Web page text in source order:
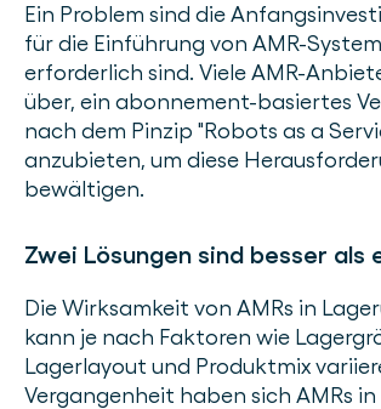
Ein Problem sind die
für die Einführung von AMR-
erforderlich sind. Viele AMR-
über, ein abonnement-basiertes
nach dem Pinzip "Robots as a
anzubieten, um diese
bewältigen.
Zwei Lösungen sind besser als
Die Wirksamkeit von AMRs in
kann je nach Faktoren wie
Lagerlayout und Produktmix
Vergangenheit haben sich AMRs in